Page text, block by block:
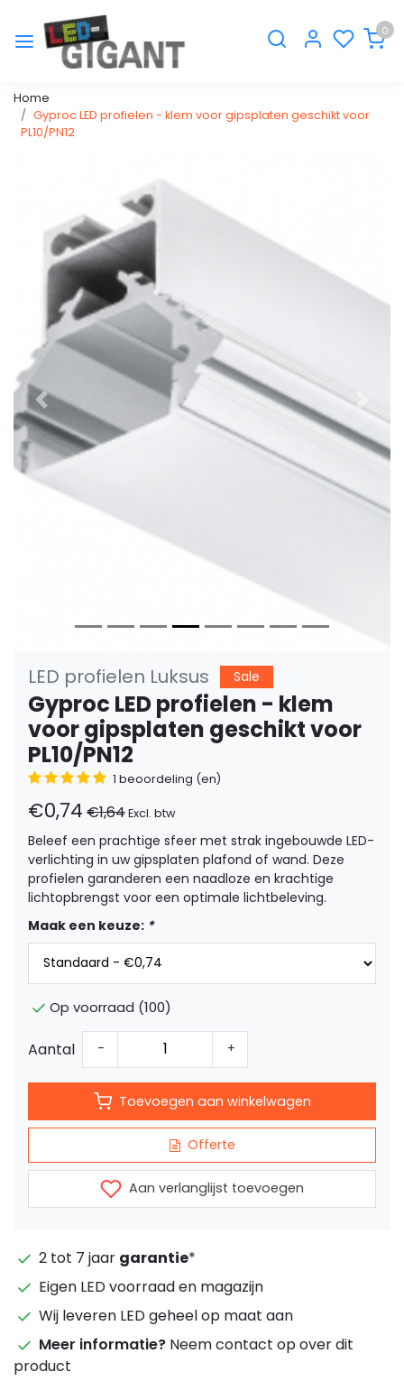
0
Home
Gyproc LED profielen - klem voor gipsplaten geschikt voor
PL10/PN12
Vorige
LED profielen Luksus Sale
Gyproc LED profielen - klem
voor gipsplaten geschikt voor
PL10/PN12
1 beoordeling (en)
€0,74 €1,64Excl. btw
Beleef een prachtige sfeer met strak ingebouwde LED-
verlichting in uw gipsplaten plafond of wand. Deze
profielen garanderen een naadloze en krachtige
lichtopbrengst voor een optimale lichtbeleving.
Maak een keuze: *
Op voorraad (100)
Aantal - +
Toevoegen aan winkelwagen
Offerte
Aan verlanglijst toevoegen
2 tot 7 jaar garantie*
Eigen LED voorraad en magazijn
Wij leveren LED geheel op maat aan
Meer informatie? Neem contact op over dit
product